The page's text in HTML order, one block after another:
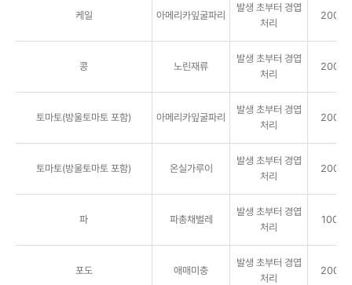
케일 아메리카잎굴파리
발생 초부터 경엽
처리
2000
콩 노린재류
발생 초부터 경엽
처리
2000
토마토(방울토마토 포함) 아메리카잎굴파리
발생 초부터 경엽
처리
2000
토마토(방울토마토 포함) 온실가루이
발생 초부터 경엽
처리
2000
파 파총채벌레
발생 초부터 경엽
처리
1000
포도 애매미충
발생 초부터 경엽
처리
2000